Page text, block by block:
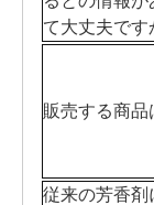
て大丈夫です
販売する商品
従来の芳香剤